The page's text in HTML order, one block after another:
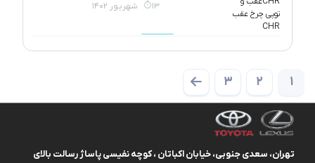
13 شهریور 1402
1
2
3
تهران، سعدی جنوبی، خیابان اکباتان ، کوچه نفیسی پاساژ رسالت بالای